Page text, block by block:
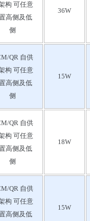
构 可任意
高侧及低
侧
36W
QR 自供
构 可任意
高侧及低
侧
15W
QR 自供
构 可任意
高侧及低
侧
18W
QR 自供
构 可任意
高侧及低
15W